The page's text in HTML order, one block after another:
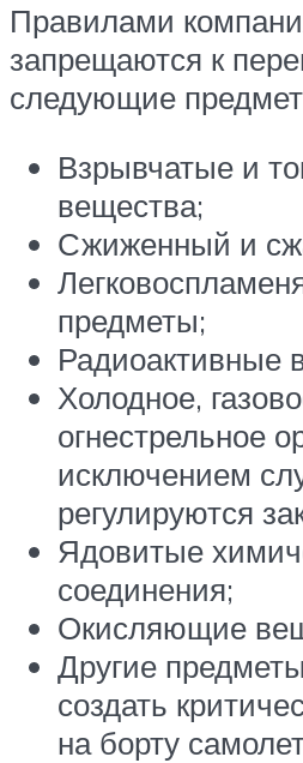
Правилами
запрещаются к
следующие
Взрывчатые и
вещества;
Сжиженный и
предметы;
Радиоактивные
Холодное,
огнестрельное
исключением
регулируются
Ядовитые
соединения;
Окисляющие
Другие
создать
на борту